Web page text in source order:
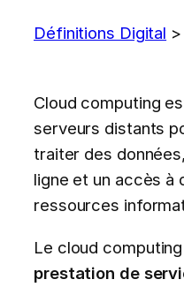
Définitions Digital >
Cloud computing
serveurs distants
traiter des
ligne et un accès à
ressources
Le cloud
prestation de